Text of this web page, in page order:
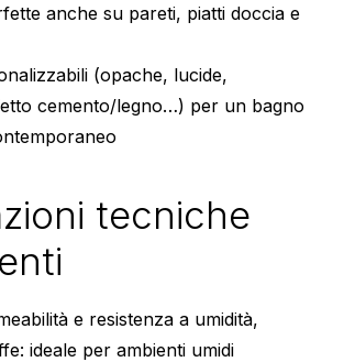
anche su pareti, piatti doccia e
(opache, lucide,
cemento/legno…) per un bagno
tecniche
e resistenza a umidità,
ideale per ambienti umidi